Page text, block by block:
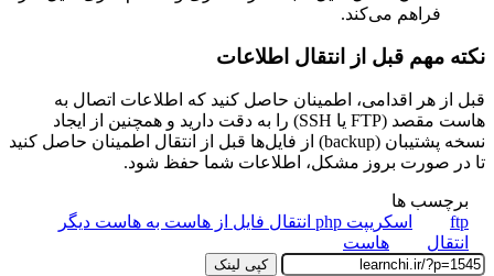
فراهم می‌کند.
نکته مهم قبل از انتقال اطلاعات
قبل از هر اقدامی، اطمینان حاصل کنید که اطلاعات اتصال به
هاست مقصد (FTP یا SSH) را به دقت دارید و همچنین از ایجاد
نسخه پشتیبان (backup) از فایل‌ها قبل از انتقال اطمینان حاصل کنید
تا در صورت بروز مشکل، اطلاعات شما حفظ شود.
برچسب ها
ftp
اسکریپت php انتقال فایل از هاست به هاست دیگر
انتقال
هاست
کپی لینک